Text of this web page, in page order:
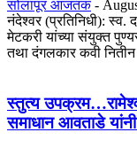
सोलापूर आजतक -
नंदेश्वर (प्रतिनिधी): स्व.
मेटकरी यांच्या संयुक्त
तथा दंगलकार कवी नितीन
स्तुत्य
समाधान आवताडे